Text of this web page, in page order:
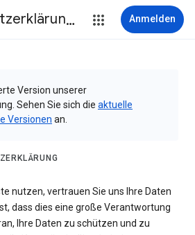
Datenschutzerklärung & Nutzungsbedingungen Anmelden
Version unserer
Sehen Sie sich die aktuelle
Versionen an.
nutzen, vertrauen Sie uns Ihre Daten
dass dies eine große Verantwortung
Ihre Daten zu schützen und zu